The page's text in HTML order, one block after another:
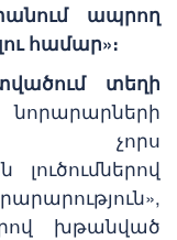
ապրող
համար»։
տեղի
նորարարների
չորս
խթանված